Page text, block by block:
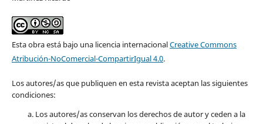
Esta obra está bajo una licencia internacionalCreative Commons
Atribución-NoComercial-CompartirIgual 4.0.
Los autores/as que publiquen en esta revista aceptan las siguientes
condiciones:
Los autores/as conservan los derechos de autor y ceden a la